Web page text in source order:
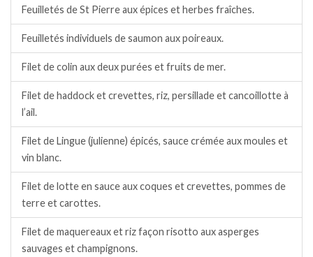
Feuilletés de St Pierre aux épices et herbes fraîches.
Feuilletés individuels de saumon aux poireaux.
Filet de colin aux deux purées et fruits de mer.
Filet de haddock et crevettes, riz, persillade et cancoillotte à
l’ail.
Filet de Lingue (julienne) épicés, sauce crémée aux moules et
vin blanc.
Filet de lotte en sauce aux coques et crevettes, pommes de
terre et carottes.
Filet de maquereaux et riz façon risotto aux asperges
sauvages et champignons.